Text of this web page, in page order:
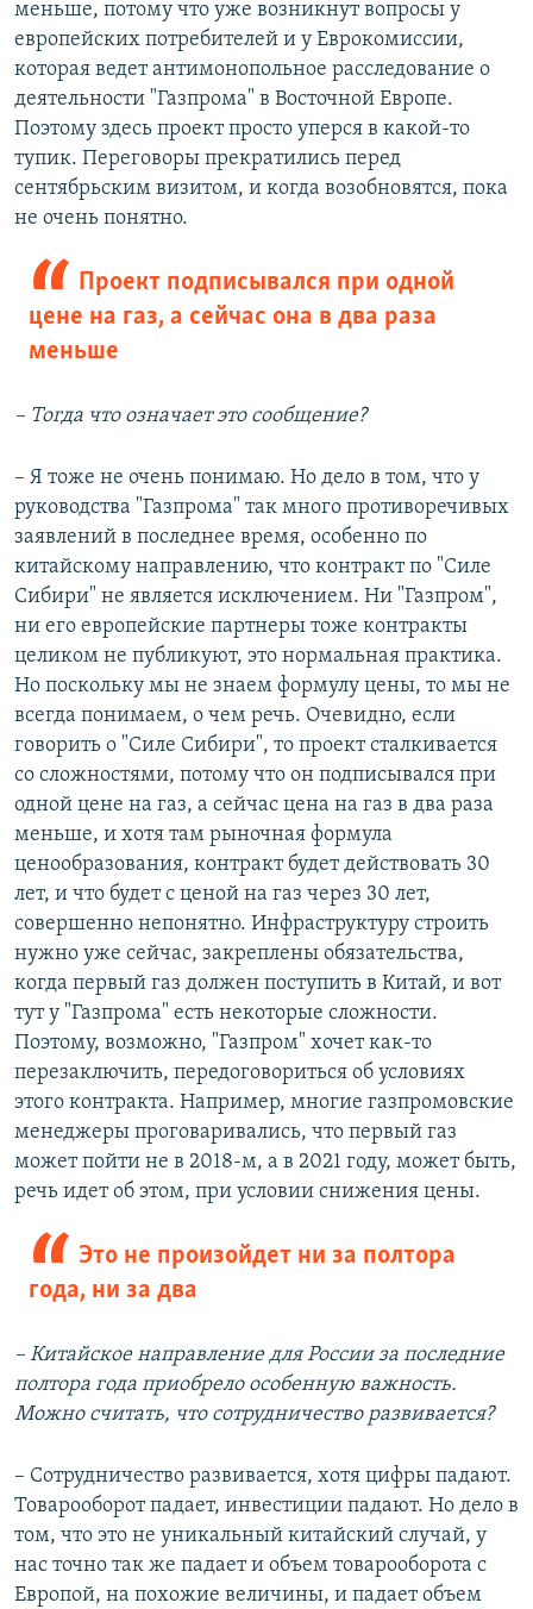
меньше, потому что уже возникнут вопросы у
европейских потребителей и у Еврокомиссии,
которая ведет антимонопольное расследование о
деятельности "Газпрома" в Восточной Европе.
Поэтому здесь проект просто уперся в какой-то
тупик. Переговоры прекратились перед
сентябрьским визитом, и когда возобновятся, пока
не очень понятно.
Проект подписывался при одной
цене на газ, а сейчас она в два раза
меньше
– Тогда что означает это сообщение?
– Я тоже не очень понимаю. Но дело в том, что у
руководства "Газпрома" так много противоречивых
заявлений в последнее время, особенно по
китайскому направлению, что контракт по "Силе
Сибири" не является исключением. Ни "Газпром",
ни его европейские партнеры тоже контракты
целиком не публикуют, это нормальная практика.
Но поскольку мы не знаем формулу цены, то мы не
всегда понимаем, о чем речь. Очевидно, если
говорить о "Силе Сибири", то проект сталкивается
со сложностями, потому что он подписывался при
одной цене на газ, а сейчас цена на газ в два раза
меньше, и хотя там рыночная формула
ценообразования, контракт будет действовать 30
лет, и что будет с ценой на газ через 30 лет,
совершенно непонятно. Инфраструктуру строить
нужно уже сейчас, закреплены обязательства,
когда первый газ должен поступить в Китай, и вот
тут у "Газпрома" есть некоторые сложности.
Поэтому, возможно, "Газпром" хочет как-то
перезаключить, передоговориться об условиях
этого контракта. Например, многие газпромовские
менеджеры проговаривались, что первый газ
может пойти не в 2018-м, а в 2021 году, может быть,
речь идет об этом, при условии снижения цены.
Это не произойдет ни за полтора
года, ни за два
– Китайское направление для России за последние
полтора года приобрело особенную важность.
Можно считать, что сотрудничество развивается?
– Сотрудничество развивается, хотя цифры падают.
Товарооборот падает, инвестиции падают. Но дело в
том, что это не уникальный китайский случай, у
нас точно так же падает и объем товарооборота с
Европой, на похожие величины, и падает объем